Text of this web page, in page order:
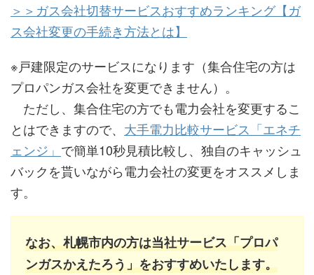
＞＞ガス会社切替サービスおすすめランキング【ガ
ス会社変更の手続き方法とは】
※戸建限定のサービスになります（集合住宅の方は
プロパンガス会社を変更できません）。
ただし、集合住宅の方でも電力会社を変更するこ
とはできますので、 大手電力比較サービス「エネチ
ェンジ」 で簡単10秒見積比較し、独自のキャッシュ
バックを貰いながら電力会社の変更をオススメしま
す。
なお、札幌市内の方は当社サービス「プロパ
ンガスかえたろう」をおすすめいたします。